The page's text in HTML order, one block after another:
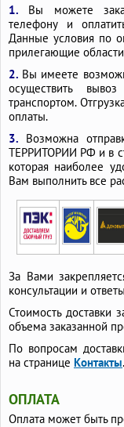
1. Вы можете
телефону и
Данные условия по
прилегающие
2. Вы имеете
осуществить
транспортом.
оплаты.
3. Возможна
ТЕРРИТОРИИ РФ и в
которая наиболее
Вам выполнить все
За Вами
консультации и
Стоимость доставки
объема заказанной
По вопросам
на странице Контакты.
ОПЛАТА
Оплата может быть